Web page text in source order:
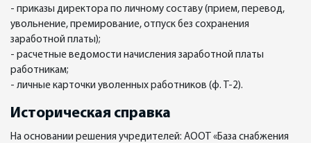
- приказы директора по личному составу (прием, перевод,
увольнение, премирование, отпуск без сохранения
заработной платы);
- расчетные ведомости начисления заработной платы
работникам;
- личные карточки уволенных работников (ф. Т-2).
Историческая справка
На основании решения учредителей: АООТ «База снабжения